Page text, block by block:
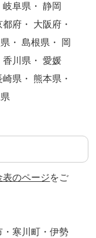
阜県・ 静岡
府・ 大阪府・
・ 島根県・ 岡
香川県・ 愛媛
県・ 熊本県・
表のページをご
寒川町・伊勢